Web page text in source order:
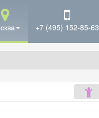
+7 (495) 152-85-63